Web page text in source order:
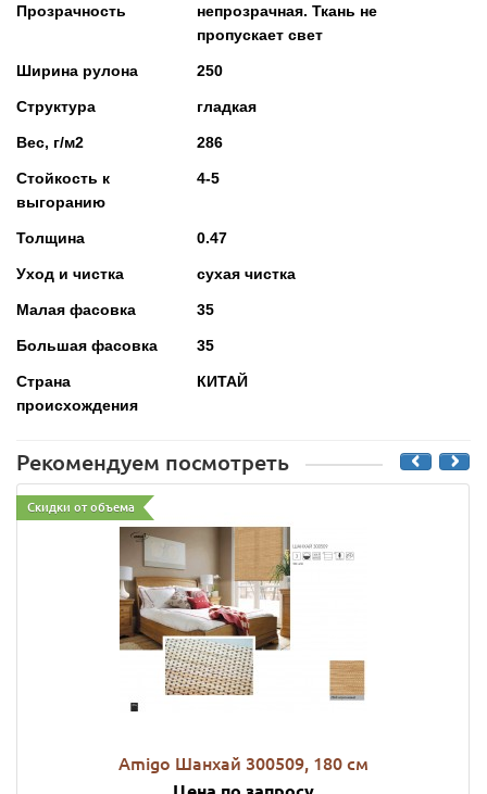
Прозрачность
непрозрачная. Ткань не
пропускает свет
Ширина рулона 250
Структура гладкая
Вес, г/м2 286
Стойкость к
выгоранию
4-5
Толщина 0.47
Уход и чистка сухая чистка
Малая фасовка 35
Большая фасовка 35
Страна
происхождения
КИТАЙ
Рекомендуем посмотреть
Скидки от объема
Amigo Шанхай 300509, 180 см